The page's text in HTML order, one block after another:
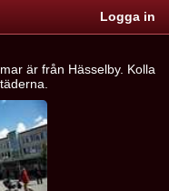
Logga in
är från Hässelby. Kolla